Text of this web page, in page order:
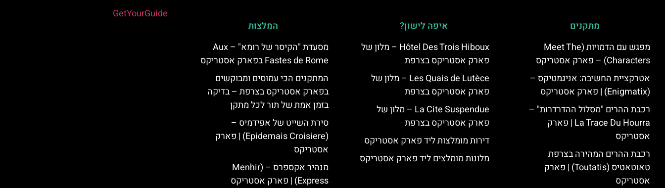
מתקנים
מפגש עם הדמויות (Meet The
Characters) – פארק אסטריקס
אטרקציית החשיבה: אניגמטיקס –
(Enigmatix) | פארק אסטריקס
רכבת ההרים "מסלול ההדרדרות" –
La Trace Du Hourra | פארק
אסטריקס
רכבת ההרים המהירה בצרפת
טאוטאטיס (Toutatis) | פארק
אסטריקס
איפה לישון?
Hôtel Des Trois Hiboux – מלון של
פארק אסטריקס בצרפת
Les Quais de Lutèce – מלון של
פארק אסטריקס בצרפת
La Cite Suspendue – מלון של
פארק אסטריקס בצרפת
דירות מומלצות ליד פארק אסטריקס
מלונות מומלצים ליד פארק אסטריקס
המלצות
מסעדת "הקיסר של רומא" – Aux
Fastes de Rome בפארק אסטריקס
המתקנים הכי עמוסים ומבוקשים
בפארק אסטריקס בצרפת – בדיקה
בזמן אמת של תור לכל מתקן
סירת השייט של אפידמיס –
(Epidemais Croisiere) | פארק
אסטריקס
מנהיר אקספרס – (Menhir
Express) | פארק אסטריקס
GetYourGuide